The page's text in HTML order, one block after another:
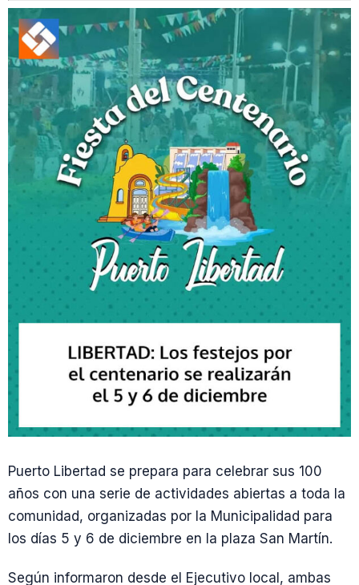
Puerto Libertad se prepara para celebrar sus 100
años con una serie de actividades abiertas a toda la
comunidad, organizadas por la Municipalidad para
los días 5 y 6 de diciembre en la plaza San Martín.
Según informaron desde el Ejecutivo local, ambas